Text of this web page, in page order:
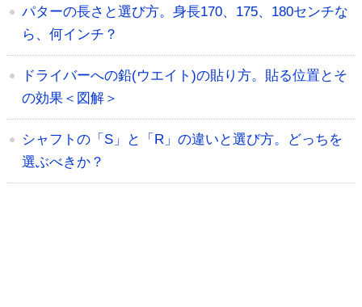
パターの長さと選び方。身長170、175、180センチな
ら、何インチ？
ドライバーへの鉛(ウエイト)の貼り方。貼る位置とそ
の効果＜図解＞
シャフトの「S」と「R」の違いと選び方。どっちを
選ぶべきか？